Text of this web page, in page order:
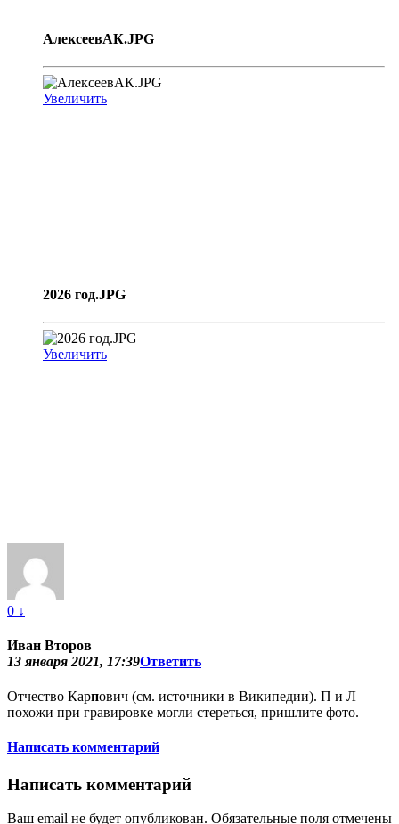
АлексеевАК.JPG
Увеличить
2026 год.JPG
Увеличить
0 ↓
Иван Второв
13 января 2021, 17:39Ответить
Отчество Карпович (см. источники в Википедии). П и Л —
похожи при гравировке могли стереться, пришлите фото.
Написать комментарий
Написать комментарий
Ваш email не будет опубликован. Обязательные поля отмечены